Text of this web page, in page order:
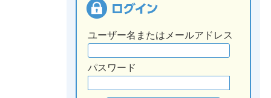
ユーザー名またはメールアドレス
パスワード